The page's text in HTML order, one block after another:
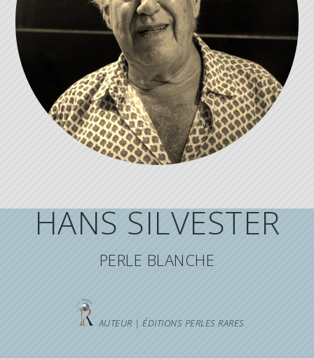
HANS SILVESTER
PERLE BLANCHE
AUTEUR | ÉDITIONS PERLES RARES